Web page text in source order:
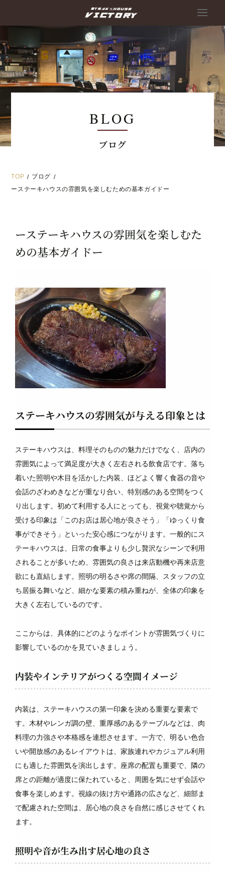
BLOG
ブログ
TOP / ブログ /
ーステーキハウスの雰囲気を楽しむための基本ガイドー
ーステーキハウスの雰囲気を楽しむた
めの基本ガイドー
ステーキハウスの雰囲気が与える印象とは
ステーキハウスは、料理そのものの魅力だけでなく、店内の
雰囲気によって満足度が大きく左右される飲食店です。落ち
着いた照明や木目を活かした内装、ほどよく響く食器の音や
会話のざわめきなどが重なり合い、特別感のある空間をつく
り出します。初めて利用する人にとっても、視覚や聴覚から
受ける印象は「このお店は居心地が良さそう」「ゆっくり食
事ができそう」といった安心感につながります。一般的にス
テーキハウスは、日常の食事よりも少し贅沢なシーンで利用
されることが多いため、雰囲気の良さは来店動機や再来店意
欲にも直結します。照明の明るさや席の間隔、スタッフの立
ち居振る舞いなど、細かな要素の積み重ねが、全体の印象を
大きく左右しているのです。
ここからは、具体的にどのようなポイントが雰囲気づくりに
影響しているのかを見ていきましょう。
内装やインテリアがつくる空間イメージ
内装は、ステーキハウスの第一印象を決める重要な要素で
す。木材やレンガ調の壁、重厚感のあるテーブルなどは、肉
料理の力強さや本格感を連想させます。一方で、明るい色合
いや開放感のあるレイアウトは、家族連れやカジュアル利用
にも適した雰囲気を演出します。座席の配置も重要で、隣の
席との距離が適度に保たれていると、周囲を気にせず会話や
食事を楽しめます。視線の抜け方や通路の広さなど、細部ま
で配慮された空間は、居心地の良さを自然に感じさせてくれ
ます。
照明や音が生み出す居心地の良さ